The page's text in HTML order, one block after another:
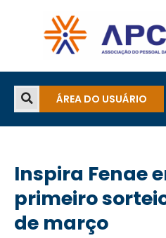
ÁREA DO USUÁRIO
Inspira Fenae
primeiro
de março